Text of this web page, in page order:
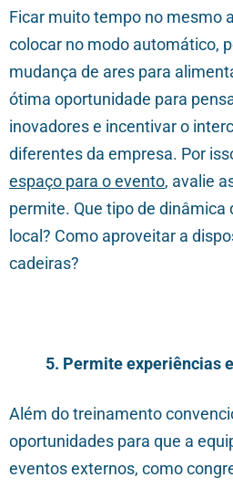
Ficar muito tempo no mesmo
colocar no modo automático,
mudança de ares para
ótima oportunidade para
inovadores e incentivar o
diferentes da empresa. Por
espaço para o evento, avalie
permite. Que tipo de dinâmica
local? Como aproveitar a
cadeiras?
5. Permite experiências
Além do treinamento
oportunidades para que a
eventos externos, como